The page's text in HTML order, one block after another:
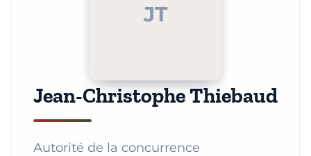
JT
Jean-Christophe Thiebaud
Autorité de la concurrence